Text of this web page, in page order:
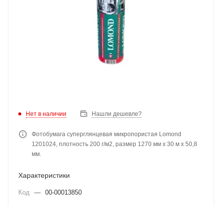
Нет в наличии Нашли дешевле?
Фотобумага суперглянцевая микропористая Lomond
1201024, плотность 200 г/м2, размер 1270 мм x 30 м x 50,8
мм.
Характеристики
Код — 00-00013850